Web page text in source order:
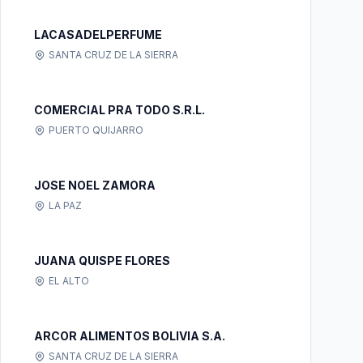
LACASADELPERFUME
SANTA CRUZ DE LA SIERRA
COMERCIAL PRA TODO S.R.L.
PUERTO QUIJARRO
JOSE NOEL ZAMORA
LA PAZ
JUANA QUISPE FLORES
EL ALTO
ARCOR ALIMENTOS BOLIVIA S.A.
SANTA CRUZ DE LA SIERRA